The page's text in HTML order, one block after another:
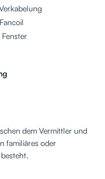
dem Vermittler und
familiäres oder